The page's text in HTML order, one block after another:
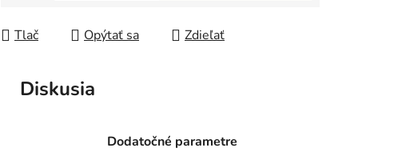
Tlač Opýtať sa Zdieľať
Diskusia
Dodatočné parametre